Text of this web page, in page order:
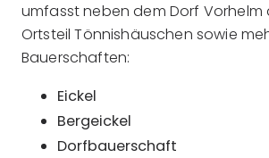
umfasst neben dem Dorf Vorhelm
Ortsteil Tönnishäuschen sowie
Bauerschaften:
Eickel
Bergeickel
Dorfbauerschaft